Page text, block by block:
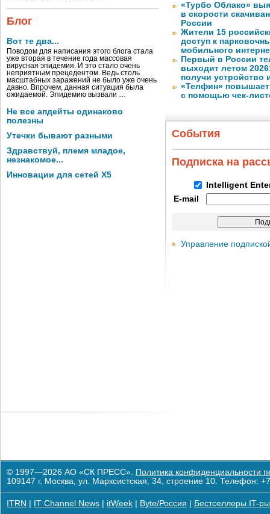
Блог
Вот те два...
Поводом для написания этого блога стала
уже вторая в течение года массовая
вирусная эпидемия. И это стало очень
неприятным прецедентом. Ведь столь
масштабных заражений не было уже очень
давно. Впрочем, данная ситуация была
ожидаемой. Эпидемию вызвали …
Не все апдейты одинаково
полезны
Утечки бывают разными
Здравствуй, племя младое,
незнакомое...
Инновации для сетей X5
«Турбо Облако»
в скорости
России
Жители 15
доступ к
мобильного
Первый в России
выходит летом
получи устройство
«Телфин» повышает
с помощью чек-
События
Подписка на
Intelligent
E-mail
Управление
© 1997—2026 АО «СК ПРЕСС». Политика конфиденциальности
109147 г. Москва, ул. Марксистская, 34, строение 10. Телефон:
ITRN IT Channel News itWeek Byte/Россия Бестселлеры IT-